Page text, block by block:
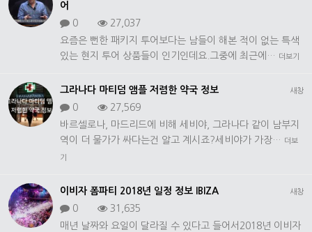
어
0
27,037
요즘은 뻔한 패키지 투어보다는 남들이 해본 적이 없는 특색
있는 현지 투어 상품들이 인기인데요.그중에 최근에…
더보기
새창
그라나다 마티덤 앰플 저렴한 약국 정보
0
27,569
바르셀로나, 마드리드에 비해 세비야, 그라나다 같이 남부지
역이 더 물가가 싸다는건 알고 계시죠?세비야가 가장…
더보
기
새창
이비자 폼파티 2018년 일정 정보 IBIZA
0
31,635
매년 날짜와 요일이 달라질 수 있다고 들어서2018년 이비자